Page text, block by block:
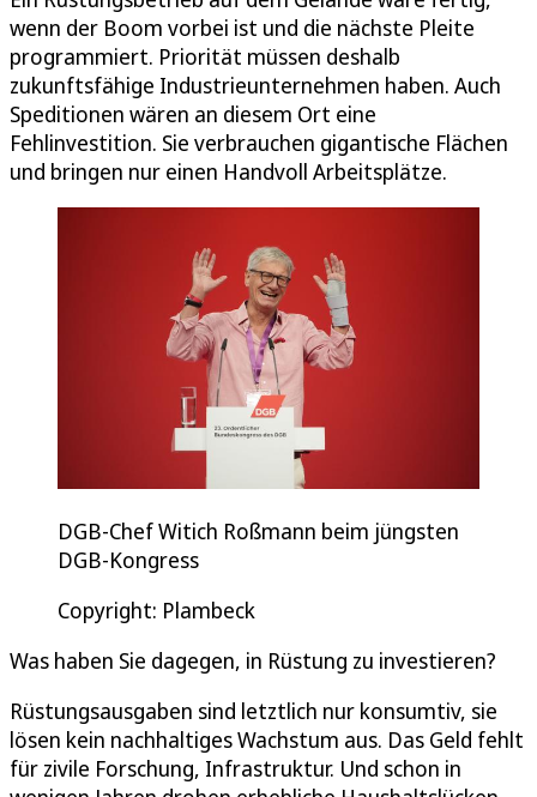
wenn der Boom vorbei ist und die nächste Pleite
programmiert. Priorität müssen deshalb
zukunftsfähige Industrieunternehmen haben. Auch
Speditionen wären an diesem Ort eine
Fehlinvestition. Sie verbrauchen gigantische Flächen
und bringen nur einen Handvoll Arbeitsplätze.
DGB-Chef Witich Roßmann beim jüngsten
DGB-Kongress
Copyright: Plambeck
Was haben Sie dagegen, in Rüstung zu investieren?
Rüstungsausgaben sind letztlich nur konsumtiv, sie
lösen kein nachhaltiges Wachstum aus. Das Geld fehlt
für zivile Forschung, Infrastruktur. Und schon in